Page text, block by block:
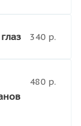
340 р.
480 р.